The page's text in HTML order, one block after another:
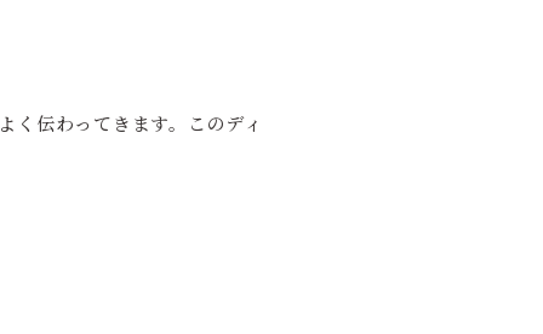
く伝わってきます。このディ